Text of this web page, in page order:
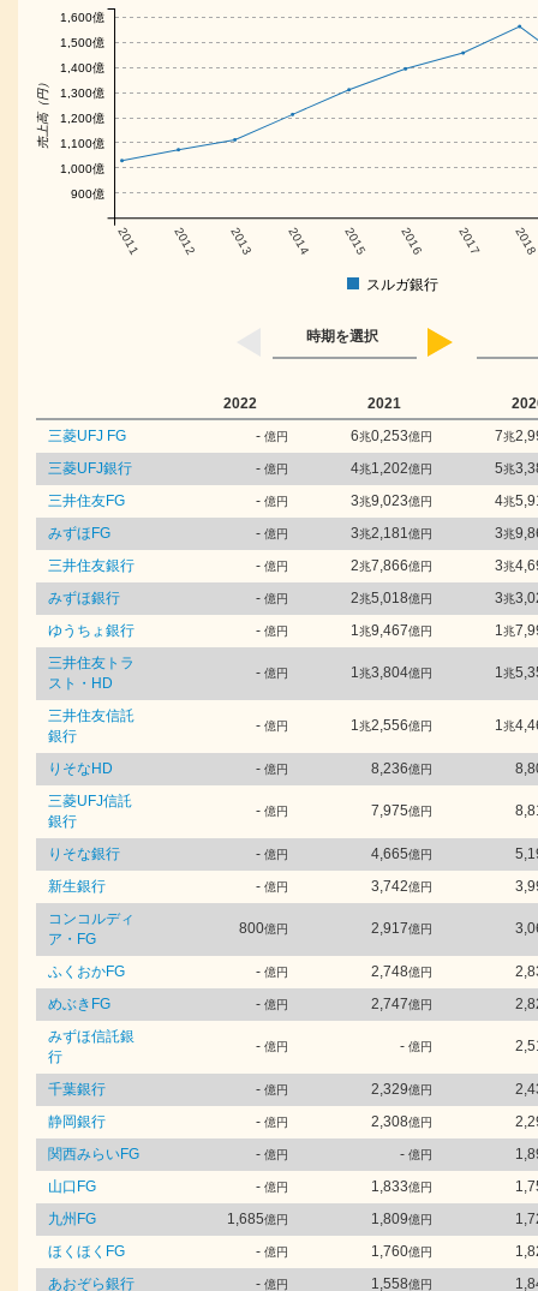
2011 2012 2013 2014 2015 2016 2017 2018
売上高（円）
900億
1,000億
1,100億
1,200億
1,300億
1,400億
1,500億
1,600億
スルガ銀行
時期を選択
2022 2021
三菱UFJ FG
- 億円 6兆0,253億円 7兆
三菱UFJ銀行
- 億円 4兆1,202億円 5兆
三井住友FG
- 億円 3兆9,023億円 4兆
みずほFG
- 億円 3兆2,181億円 3兆
三井住友銀行
- 億円 2兆7,866億円 3兆
みずほ銀行
- 億円 2兆5,018億円 3兆
ゆうちょ銀行
- 億円 1兆9,467億円 1兆
三井住友トラ
スト・HD
- 億円 1兆3,804億円 1兆
三井住友信託
銀行
- 億円 1兆2,556億円 1兆
りそなHD - 億円 8,236億円
三菱UFJ信託
銀行
- 億円 7,975億円
りそな銀行 - 億円 4,665億円
新生銀行
- 億円 3,742億円
コンコルディ
ア・FG
800億円 2,917億円
ふくおかFG - 億円 2,748億円
めぶきFG
- 億円 2,747億円
みずほ信託銀
行
- 億円 - 億円
千葉銀行 - 億円 2,329億円
静岡銀行
- 億円 2,308億円
関西みらいFG
- 億円 - 億円
山口FG
- 億円 1,833億円
九州FG
1,685億円 1,809億円
ほくほくFG
- 億円 1,760億円
あおぞら銀行
- 億円 1,558億円